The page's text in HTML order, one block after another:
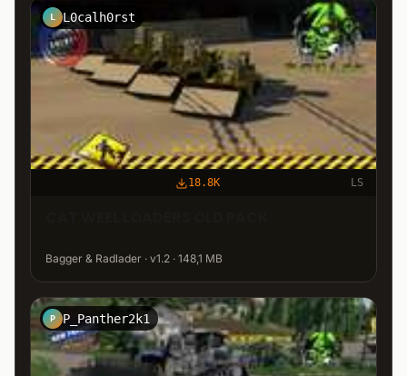
L L0calh0rst
18.8K LS
Bagger & Radlader · v1.2 · 148,1 MB
P P_Panther2k1